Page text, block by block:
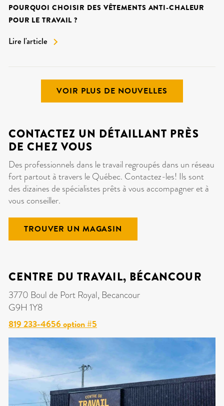
POURQUOI CHOISIR DES VÊTEMENTS ANTI-CHALEUR
POUR LE TRAVAIL ?
Lire l'article
VOIR PLUS DE NOUVELLES
CONTACTEZ UN DÉTAILLANT PRÈS
DE CHEZ VOUS
Des professionnels dans le travail regroupés dans un réseau
fort partout à travers le Québec. Contactez-les! Ils sont
des dizaines de spécialistes prêts à vous accompagner et à
vous conseiller.
TROUVER UN MAGASIN
CENTRE DU TRAVAIL, BÉCANCOUR
3770 Boul de Port Royal, Becancour
G9H 1Y8
819 233-4656 option #5